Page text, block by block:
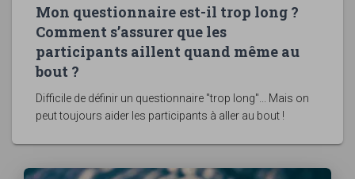
Mon questionnaire est-il trop long ?
Comment s’assurer que les
participants aillent quand même au
bout ?
Difficile de définir un questionnaire "trop long"... Mais on
peut toujours aider les participants à aller au bout !